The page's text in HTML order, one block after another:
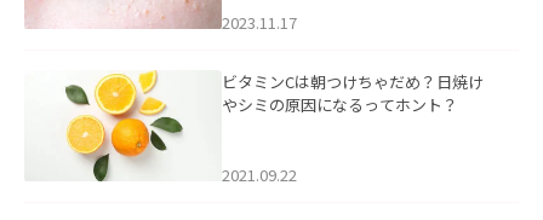
2023.11.17
ビタミンCは朝つけちゃだめ？日焼け
やシミの原因になるってホント？
2021.09.22